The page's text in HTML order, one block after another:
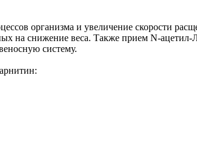
организма и увеличение скорости
на снижение веса. Также прием N-ацетил-
систему.